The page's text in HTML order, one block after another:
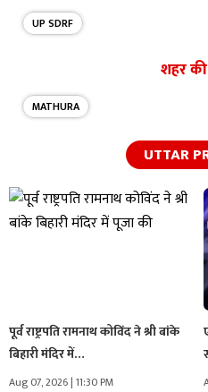
UP SDRF
शहर
MATHURA
UTTAR
पूर्व राष्ट्रपति रामनाथ कोविंद ने श्री बांके
बिहारी मंदिर में…
Aug 07, 2026 | 11:30 PM